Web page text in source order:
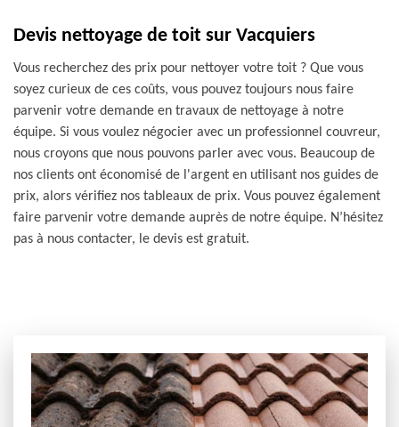
Devis nettoyage de toit sur Vacquiers
Vous recherchez des prix pour nettoyer votre toit ? Que vous
soyez curieux de ces coûts, vous pouvez toujours nous faire
parvenir votre demande en travaux de nettoyage à notre
équipe. Si vous voulez négocier avec un professionnel couvreur,
nous croyons que nous pouvons parler avec vous. Beaucoup de
nos clients ont économisé de l'argent en utilisant nos guides de
prix, alors vérifiez nos tableaux de prix. Vous pouvez également
faire parvenir votre demande auprès de notre équipe. N’hésitez
pas à nous contacter, le devis est gratuit.